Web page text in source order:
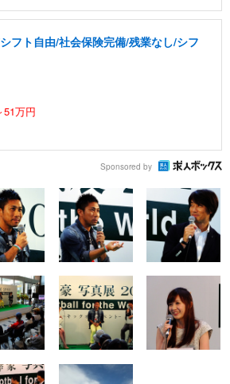
フト自由/社会保険完備/残業なし/シフ
51万円
Sponsored by